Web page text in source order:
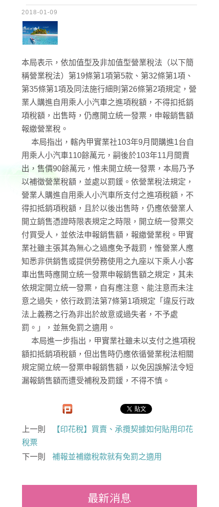
2018-01-09
本局表示，依加值型及非加值型營業稅法（以下簡
稱營業稅法）第19條第1項第5款、第32條第1項、
第35條第1項及同法施行細則第26條第2項規定，營
業人購進自用乘人小汽車之進項稅額，不得扣抵銷
項稅額，出售時，仍應開立統一發票，申報銷售額
報繳營業稅。
本局指出，轄內甲實業社103年9月間購進1台自
用乘人小汽車110餘萬元，嗣後於103年11月間賣
出，售價90餘萬元，惟未開立統一發票，本局乃予
以補徵營業稅額，並處以罰鍰。依營業稅法規定，
營業人購進自用乘人小汽車所支付之進項稅額，不
得扣抵銷項稅額，且於以後出售時，仍應依營業人
開立銷售憑證時限表規定之時限，開立統一發票交
付買受人，並依法申報銷售額，報繳營業稅。甲實
業社雖主張其為無心之過應免予裁罰，惟營業人應
知悉非供銷售或提供勞務使用之九座以下乘人小客
車出售時應開立統一發票申報銷售額之規定，其未
依規定開立統一發票，自有應注意、能注意而未注
意之過失，依行政罰法第7條第1項規定「違反行政
法上義務之行為非出於故意或過失者，不予處
罰。」，並無免罰之適用。
本局進一步指出，甲實業社雖未以支付之進項稅
額扣抵銷項稅額，但出售時仍應依循營業稅法相關
規定開立統一發票申報銷售額，以免因誤解法令短
漏報銷售額而遭受補稅及罰鍰，不得不慎。
上一則
【印花稅】買賣、承攬契據如何貼用印花
稅票
下一則
補報並補繳稅款就有免罰之適用